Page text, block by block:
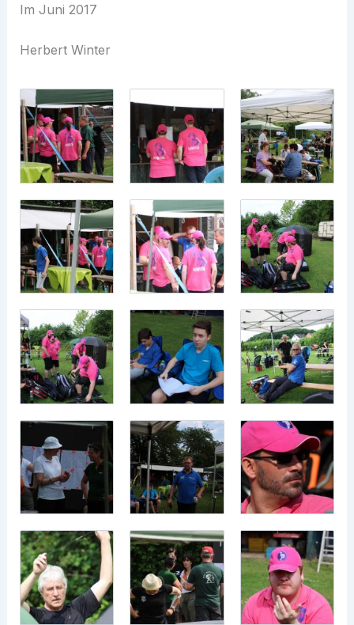
Im Juni 2017
Herbert Winter